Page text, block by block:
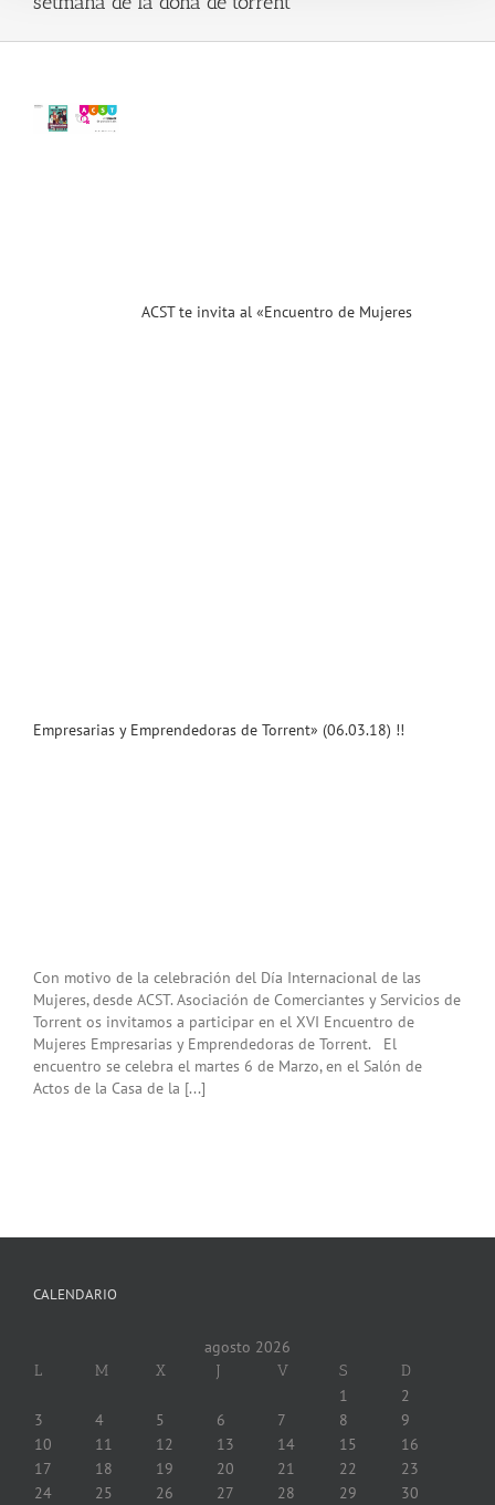
ACST te invita al «Encuentro de Mujeres
Empresarias y Emprendedoras de Torrent» (06.03.18) !!
Con motivo de la celebración del Día Internacional de las
Mujeres, desde ACST. Asociación de Comerciantes y Servicios de
Torrent os invitamos a participar en el XVI Encuentro de
Mujeres Empresarias y Emprendedoras de Torrent. El
encuentro se celebra el martes 6 de Marzo, en el Salón de
Actos de la Casa de la [...]
CALENDARIO
agosto 2026
L M X J V S D
1
2
3
4 5 6 7 8
9
10
11 12 13 14 15
16
17
18 19 20 21 22
23
24
25 26 27 28 29
30